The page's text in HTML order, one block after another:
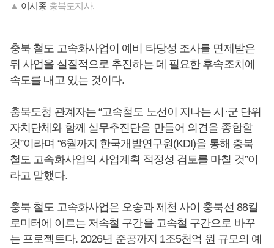
▲ 이시종 충북도지사.
충북 철도 고속화사업이 예비 타당성 조사를 면제받은
뒤 사업을 실질적으로 추진하는 데 필요한 후속조치에
속도를 내고 있는 것이다.
충북도청 관계자는 “고속철도 노선이 지나는 시·군 단위
자치단체와 함께 실무추진단을 만들어 의견을 종합할
것”이라며 “6월까지 한국개발연구원(KDI)을 통해 충북
철도 고속화사업의 사업계획 적정성 검토를 마칠 것”이
라고 말했다.
충북 철도 고속화사업은 오송과 제천 사이 충북선 88킬
로미터에 이르는 저속철 구간을 고속철 구간으로 바꾸
는 프로젝트다. 2026년 준공까지 1조5천억 원 규모의 예